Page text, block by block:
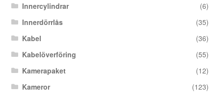
Innercylindrar
(6)
Innerdörrlås
(35)
Kabel
(36)
Kabelöverföring
(55)
Kamerapaket
(12)
Kameror
(123)